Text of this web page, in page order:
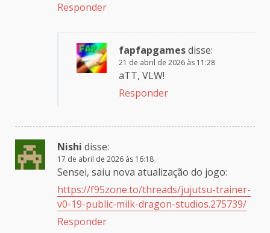
Responder
fapfapgamesdisse:
21 de abril de 2026 às 11:28
aTT, VLW!
Responder
Nishi disse:
17 de abril de 2026 às 16:18
Sensei, saiu nova atualização do jogo:
https://f95zone.to/threads/jujutsu-trainer-
v0-19-public-milk-dragon-studios.275739/
Responder